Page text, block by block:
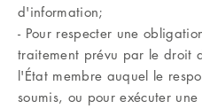
d'information;
- Pour respecter une
traitement prévu par le droit
l'État membre auquel le
soumis, ou pour exécuter